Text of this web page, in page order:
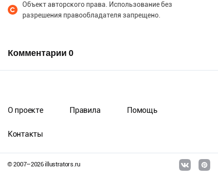
Объект авторского права. Использование без
разрешения правообладателя запрещено.
Комментарии 0
© 2007–2026illustrators.ru
О проекте Правила Помощь
Контакты